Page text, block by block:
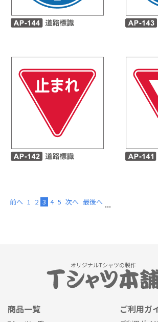
前へ 1 2 3 4 5 ...
次へ 最後へ
オリジナルTシャツの製作
商品一覧 ご利用ガ